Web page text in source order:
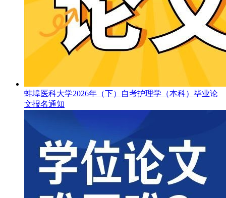
蚌埠医科大学2026年（下）自考护理学（本科）毕业论
文报名通知